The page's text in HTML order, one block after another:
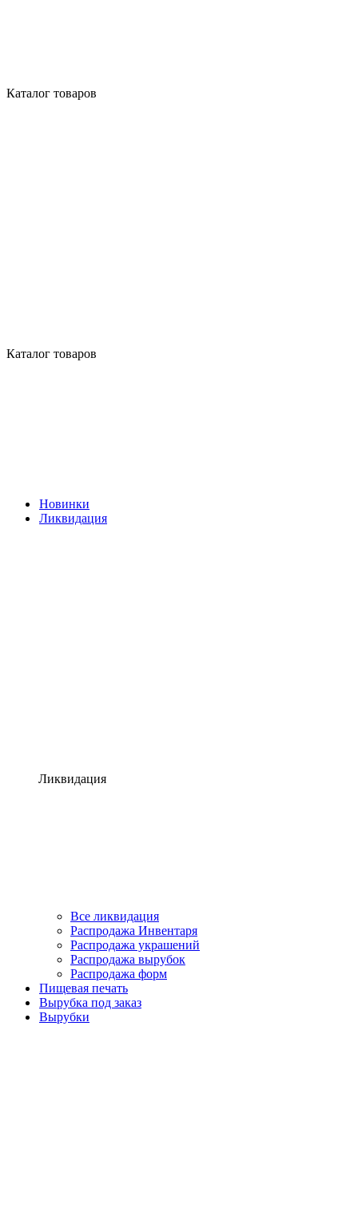
Каталог товаров
Каталог товаров
Новинки
Ликвидация
Ликвидация
Все ликвидация
Распродажа Инвентаря
Распродажа украшений
Распродажа вырубок
Распродажа форм
Пищевая печать
Вырубка под заказ
Вырубки